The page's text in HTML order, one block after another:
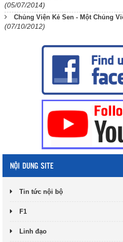
(05/07/2014)
Chủng Viện Kẻ Sen - Một Chủng
(07/10/2012)
NỘI DUNG SITE
Tin tức nội bộ
F1
Linh đạo